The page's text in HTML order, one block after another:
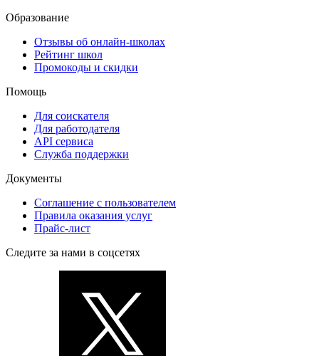
Образование
Отзывы об онлайн-школах
Рейтинг школ
Промокоды и скидки
Помощь
Для соискателя
Для работодателя
API сервиса
Служба поддержки
Документы
Соглашение с пользователем
Правила оказания услуг
Прайс-лист
Следите за нами в соцсетях